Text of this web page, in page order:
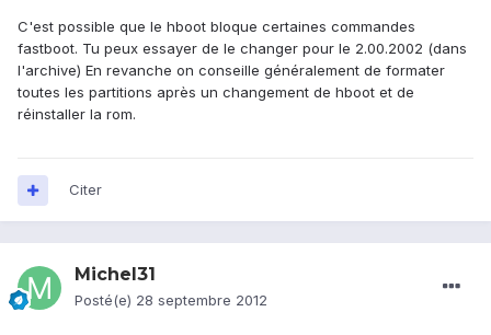
C'est possible que le hboot bloque certaines commandes
fastboot. Tu peux essayer de le changer pour le 2.00.2002 (dans
l'archive) En revanche on conseille généralement de formater
toutes les partitions après un changement de hboot et de
réinstaller la rom.
Citer
Michel31
Posté(e) 28 septembre 2012